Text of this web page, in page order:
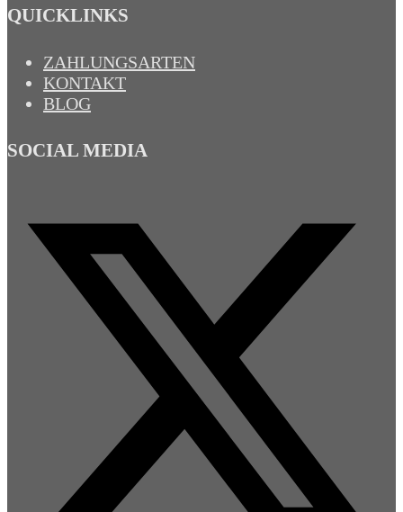
QUICKLINKS
ZAHLUNGSARTEN
KONTAKT
BLOG
SOCIAL MEDIA